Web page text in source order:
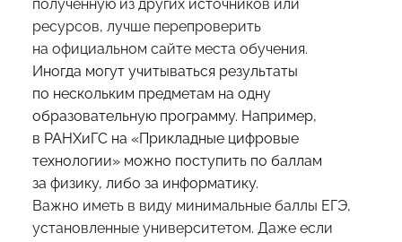
полученную из других источников или
ресурсов, лучше перепроверить
на официальном сайте места обучения.
Иногда могут учитываться результаты
по нескольким предметам на одну
образовательную программу. Например,
в РАНХиГС на «Прикладные цифровые
технологии» можно поступить по баллам
за физику, либо за информатику.
Важно иметь в виду минимальные баллы ЕГЭ,
установленные университетом. Даже если